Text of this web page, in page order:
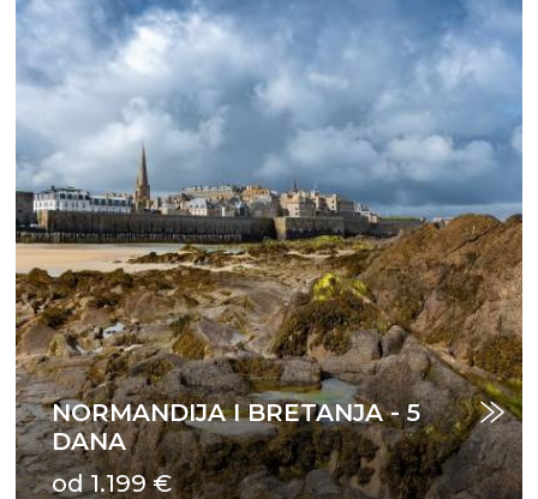
NORMANDIJA I BRETANJA - 5
DANA
od 1.199 €